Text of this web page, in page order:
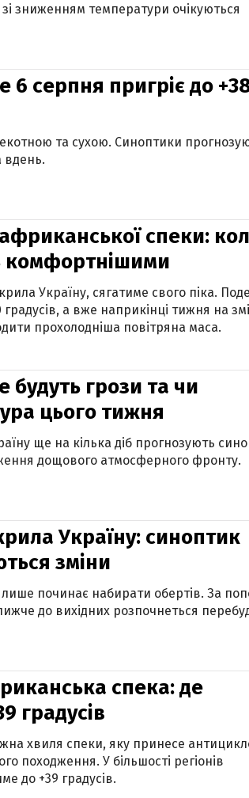
зниженням температури очікуються
6 серпня пригріє до
та сухою. Синоптики
вдень.
спеки:
комфортнішими
Україну, сягатиме свого піка.
а вже наприкінці тижня на
прохолодніша повітряна маса.
будуть грози та чи
цього тижня
ще на кілька діб прогнозують
дощового атмосферного фронту.
Україну: синоптик
зміни
починає набирати обертів. За
до вихідних розпочнеться
спека: де
градусів
хвиля спеки, яку принесе
походження. У більшості регіонів
до +39 градусів.